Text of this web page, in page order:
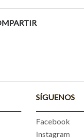
SÍGUENOS
Facebook
Instagram